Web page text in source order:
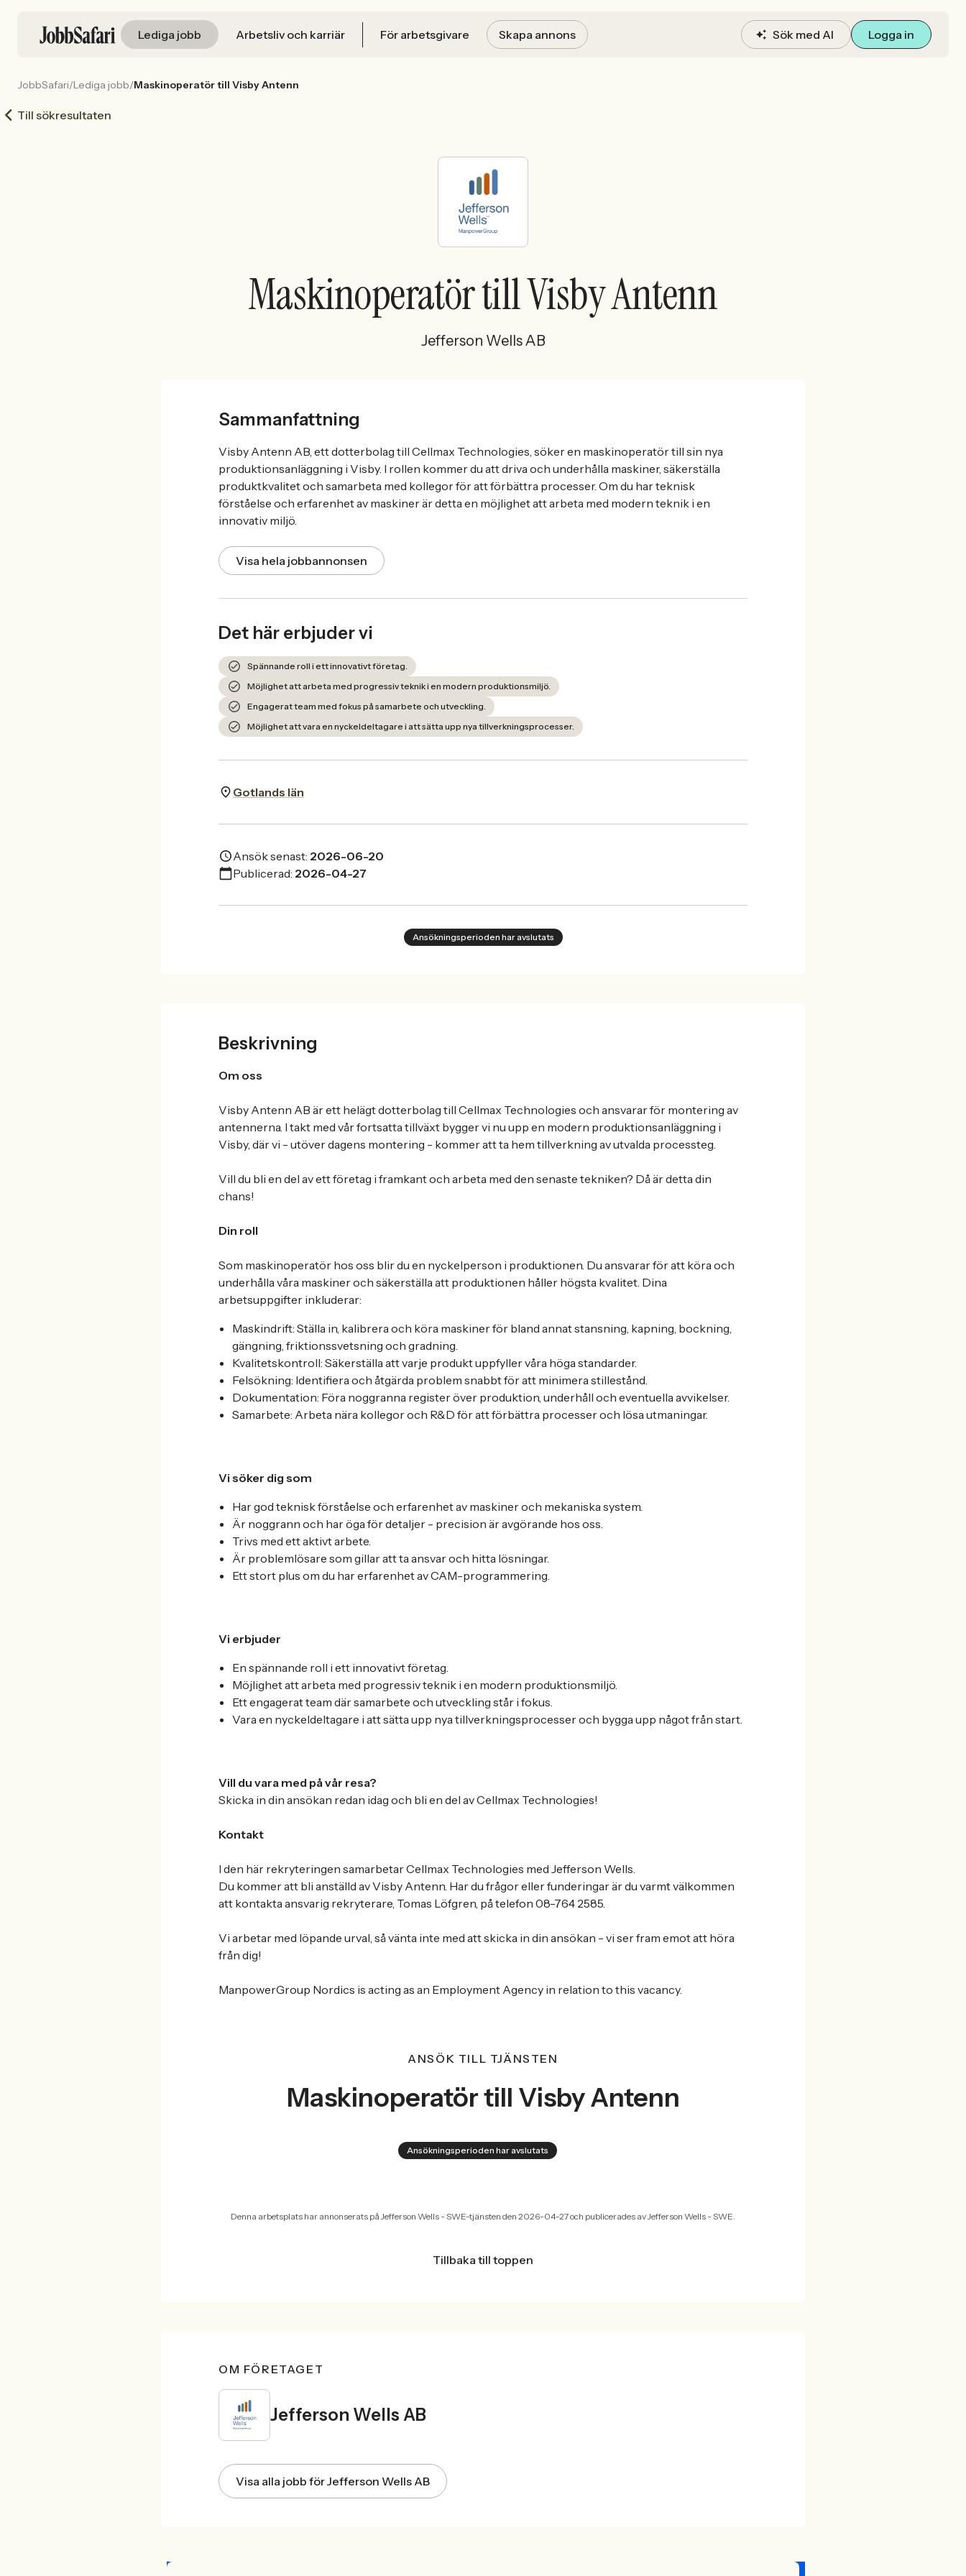
Lediga jobb Arbetsliv och karriär För arbetsgivare Skapa annons Sök med AI Logga in
JobbSafari/Lediga jobb/Maskinoperatör till Visby Antenn
Till sökresultaten
Maskinoperatör till Visby Antenn
Jefferson Wells AB
Sammanfattning
Visby Antenn AB, ett dotterbolag till Cellmax Technologies, söker en maskinoperatör till sin nya
produktionsanläggning i Visby. I rollen kommer du att driva och underhålla maskiner, säkerställa
produktkvalitet och samarbeta med kollegor för att förbättra processer. Om du har teknisk
förståelse och erfarenhet av maskiner är detta en möjlighet att arbeta med modern teknik i en
innovativ miljö.
Visa hela jobbannonsen
Det här erbjuder vi
Spännande roll i ett innovativt företag.
Möjlighet att arbeta med progressiv teknik i en modern produktionsmiljö.
Engagerat team med fokus på samarbete och utveckling.
Möjlighet att vara en nyckeldeltagare i att sätta upp nya tillverkningsprocesser.
Gotlands län
Ansök senast: 2026-06-20
Publicerad: 2026-04-27
Ansökningsperioden har avslutats
Beskrivning
Om oss
Visby Antenn AB är ett helägt dotterbolag till Cellmax Technologies och ansvarar för montering av
antennerna. I takt med vår fortsatta tillväxt bygger vi nu upp en modern produktionsanläggning i
Visby, där vi - utöver dagens montering - kommer att ta hem tillverkning av utvalda processteg.
Vill du bli en del av ett företag i framkant och arbeta med den senaste tekniken? Då är detta din
chans!
Din roll
Som maskinoperatör hos oss blir du en nyckelperson i produktionen. Du ansvarar för att köra och
underhålla våra maskiner och säkerställa att produktionen håller högsta kvalitet. Dina
arbetsuppgifter inkluderar:
Maskindrift: Ställa in, kalibrera och köra maskiner för bland annat stansning, kapning, bockning,
gängning, friktionssvetsning och gradning.
Kvalitetskontroll: Säkerställa att varje produkt uppfyller våra höga standarder.
Felsökning: Identifiera och åtgärda problem snabbt för att minimera stillestånd.
Dokumentation: Föra noggranna register över produktion, underhåll och eventuella avvikelser.
Samarbete: Arbeta nära kollegor och R&D för att förbättra processer och lösa utmaningar.
Vi söker dig som
Har god teknisk förståelse och erfarenhet av maskiner och mekaniska system.
Är noggrann och har öga för detaljer - precision är avgörande hos oss.
Trivs med ett aktivt arbete.
Är problemlösare som gillar att ta ansvar och hitta lösningar.
Ett stort plus om du har erfarenhet av CAM-programmering.
Vi erbjuder
En spännande roll i ett innovativt företag.
Möjlighet att arbeta med progressiv teknik i en modern produktionsmiljö.
Ett engagerat team där samarbete och utveckling står i fokus.
Vara en nyckeldeltagare i att sätta upp nya tillverkningsprocesser och bygga upp något från start.
Vill du vara med på vår resa?
Skicka in din ansökan redan idag och bli en del av Cellmax Technologies!
Kontakt
I den här rekryteringen samarbetar Cellmax Technologies med Jefferson Wells.
Du kommer att bli anställd av Visby Antenn. Har du frågor eller funderingar är du varmt välkommen
att kontakta ansvarig rekryterare, Tomas Löfgren, på telefon 08-764 2585.
Vi arbetar med löpande urval, så vänta inte med att skicka in din ansökan - vi ser fram emot att höra
från dig!
ManpowerGroup Nordics is acting as an Employment Agency in relation to this vacancy.
ANSÖK TILL TJÄNSTEN
Maskinoperatör till Visby Antenn
Ansökningsperioden har avslutats
Denna arbetsplats har annonserats på Jefferson Wells - SWE-tjänsten den 2026-04-27 och publicerades av Jefferson Wells - SWE.
Tillbaka till toppen
OM FÖRETAGET
Jefferson Wells AB
Visa alla jobb för Jefferson Wells AB